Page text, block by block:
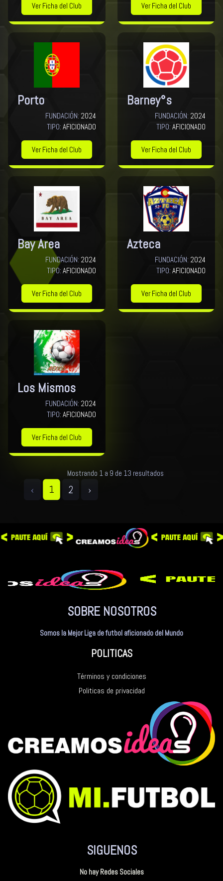
Ver Ficha del Club Ver Ficha del Club
Porto
FUNDACIÓN: 2024
TIPO: AFICIONADO
Ver Ficha del Club
Barney°s
FUNDACIÓN: 2024
TIPO: AFICIONADO
Ver Ficha del Club
Bay Area
FUNDACIÓN: 2024
TIPO: AFICIONADO
Ver Ficha del Club
Azteca
FUNDACIÓN: 2024
TIPO: AFICIONADO
Ver Ficha del Club
Los Mismos
FUNDACIÓN: 2024
TIPO: AFICIONADO
Ver Ficha del Club
Mostrando 1 a 9 de 13 resultados
‹ 1 2 ›
SOBRE NOSOTROS
Somos la Mejor Liga de futbol aficionado del Mundo
POLITICAS
Términos y condiciones
Politicas de privacidad
SIGUENOS
No hay Redes Sociales